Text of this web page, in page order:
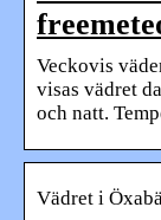
Veckovis
visas vädret
och natt.
Vädret i